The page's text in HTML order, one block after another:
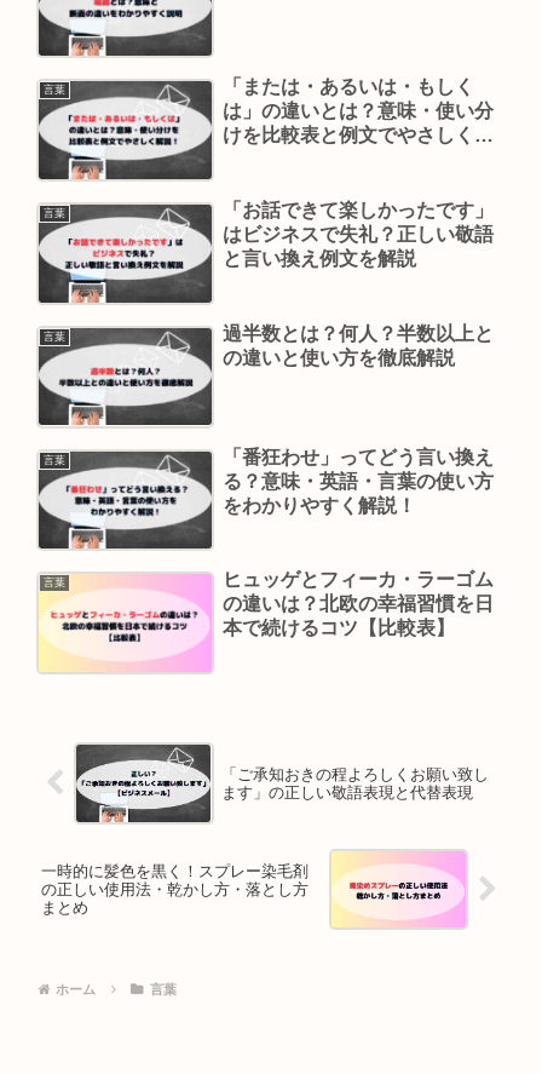
言葉
「または・あるいは・もしく
は」の違いとは？意味・使い分
けを比較表と例文でやさしく解
言葉
「お話できて楽しかったです」
はビジネスで失礼？正しい敬語
と言い換え例文を解説
言葉
過半数とは？何人？半数以上と
の違いと使い方を徹底解説
言葉
「番狂わせ」ってどう言い換え
る？意味・英語・言葉の使い方
をわかりやすく解説！
言葉
ヒュッゲとフィーカ・ラーゴム
の違いは？北欧の幸福習慣を日
本で続けるコツ【比較表】
「ご承知おきの程よろしくお願い致し
ます」の正しい敬語表現と代替表現
一時的に髪色を黒く！スプレー染毛剤
の正しい使用法・乾かし方・落とし方
まとめ
ホーム 言葉